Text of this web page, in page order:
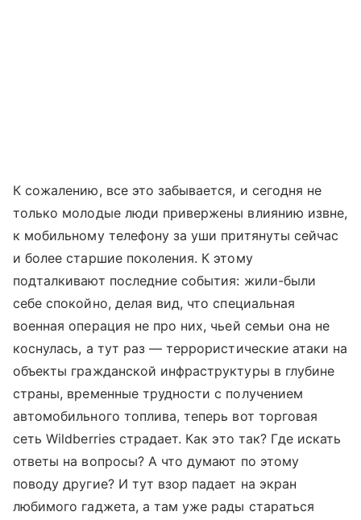
К сожалению, все это забывается, и сегодня не
только молодые люди привержены влиянию извне,
к мобильному телефону за уши притянуты сейчас
и более старшие поколения. К этому
подталкивают последние события: жили-были
себе спокойно, делая вид, что специальная
военная операция не про них, чьей семьи она не
коснулась, а тут раз — террористические атаки на
объекты гражданской инфраструктуры в глубине
страны, временные трудности с получением
автомобильного топлива, теперь вот торговая
сеть Wildberries страдает. Как это так? Где искать
ответы на вопросы? А что думают по этому
поводу другие? И тут взор падает на экран
любимого гаджета, а там уже рады стараться